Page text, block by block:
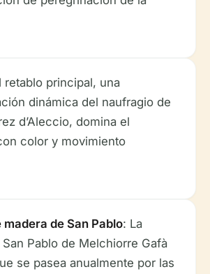
retablo principal, una
dinámica del naufragio de
d’Aleccio, domina el
color y movimiento
madera de San Pablo: La
Pablo de Melchiorre Gafà
se pasea anualmente por las